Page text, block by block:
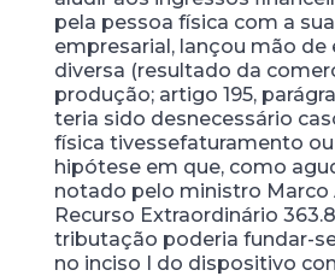
pela pessoa física com a
empresarial, lançou mão de
diversa (resultado da
produção; artigo 195,
teria sido desnecessário
física tivessefaturamento
hipótese em que, como
notado pelo ministro Marco
Recurso Extraordinário
tributação poderia fundar-
no inciso I do dispositivo